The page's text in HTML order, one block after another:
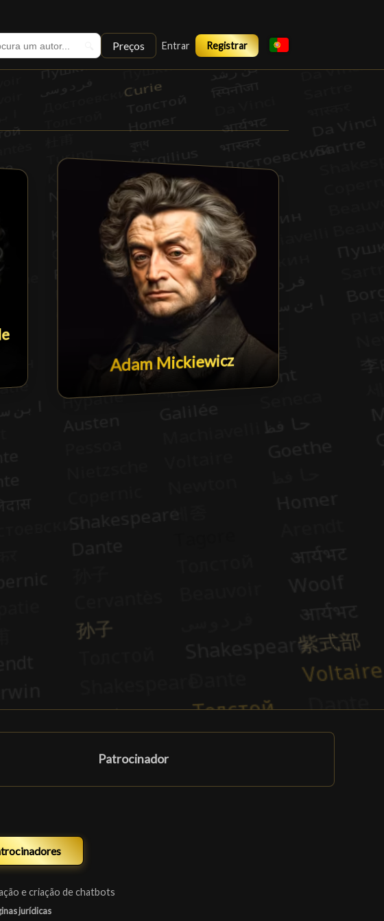
Preços Entrar Registrar
Adam Mickiewicz
Patrocinador
e criação de chatbots
jurídicas